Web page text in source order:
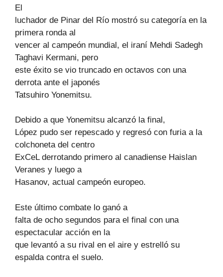
El
luchador de Pinar del Río mostró su categoría en la
primera ronda al
vencer al campeón mundial, el iraní Mehdi Sadegh
Taghavi Kermani, pero
este éxito se vio truncado en octavos con una
derrota ante el japonés
Tatsuhiro Yonemitsu.
Debido a que Yonemitsu alcanzó la final,
López pudo ser repescado y regresó con furia a la
colchoneta del centro
ExCeL derrotando primero al canadiense Haislan
Veranes y luego a
Hasanov, actual campeón europeo.
Este último combate lo ganó a
falta de ocho segundos para el final con una
espectacular acción en la
que levantó a su rival en el aire y estrelló su
espalda contra el suelo.